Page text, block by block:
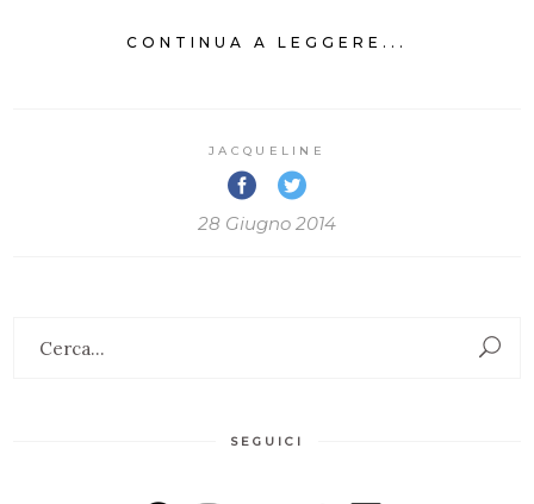
CONTINUA A LEGGERE...
JACQUELINE
28 Giugno 2014
SEGUICI